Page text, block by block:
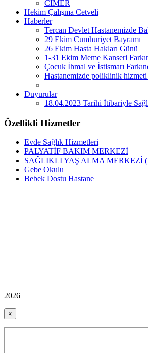
CİMER
Hekim Çalışma Cetveli
Haberler
Tercan Devlet Hastanemizde
29 Ekim Cumhuriyet Bayramı
26 Ekim Hasta Hakları Günü
1-31 Ekim Meme Kanseri
Çocuk İhmal ve İstismarı
Hastanemizde poliklinik hizmeti
Duyurular
18.04.2023 Tarihi İtibariyle
Özellikli Hizmetler
Evde Sağlık Hizmetleri
PALYATİF BAKIM MERKEZİ
SAĞLIKLI YAŞ ALMA MERKEZİ
Gebe Okulu
Bebek Dostu Hastane
2026
×